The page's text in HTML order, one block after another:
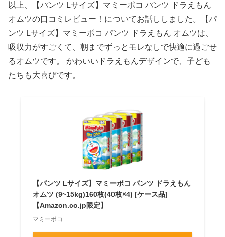
以上、【パンツ Lサイズ】マミーポコ パンツ ドラえもん
オムツの口コミレビュー！についてお話ししました。【パ
ンツ Lサイズ】マミーポコ パンツ ドラえもん オムツは、
吸収力がすごくて、朝までずっとモレなしで快適に過ごせ
るオムツです。 かわいいドラえもんデザインで、子ども
たちも大喜びです。
【パンツ Lサイズ】マミーポコ パンツ ドラえもん
オムツ (9~15kg)160枚(40枚×4) [ケース品]
【Amazon.co.jp限定】
マミーポコ